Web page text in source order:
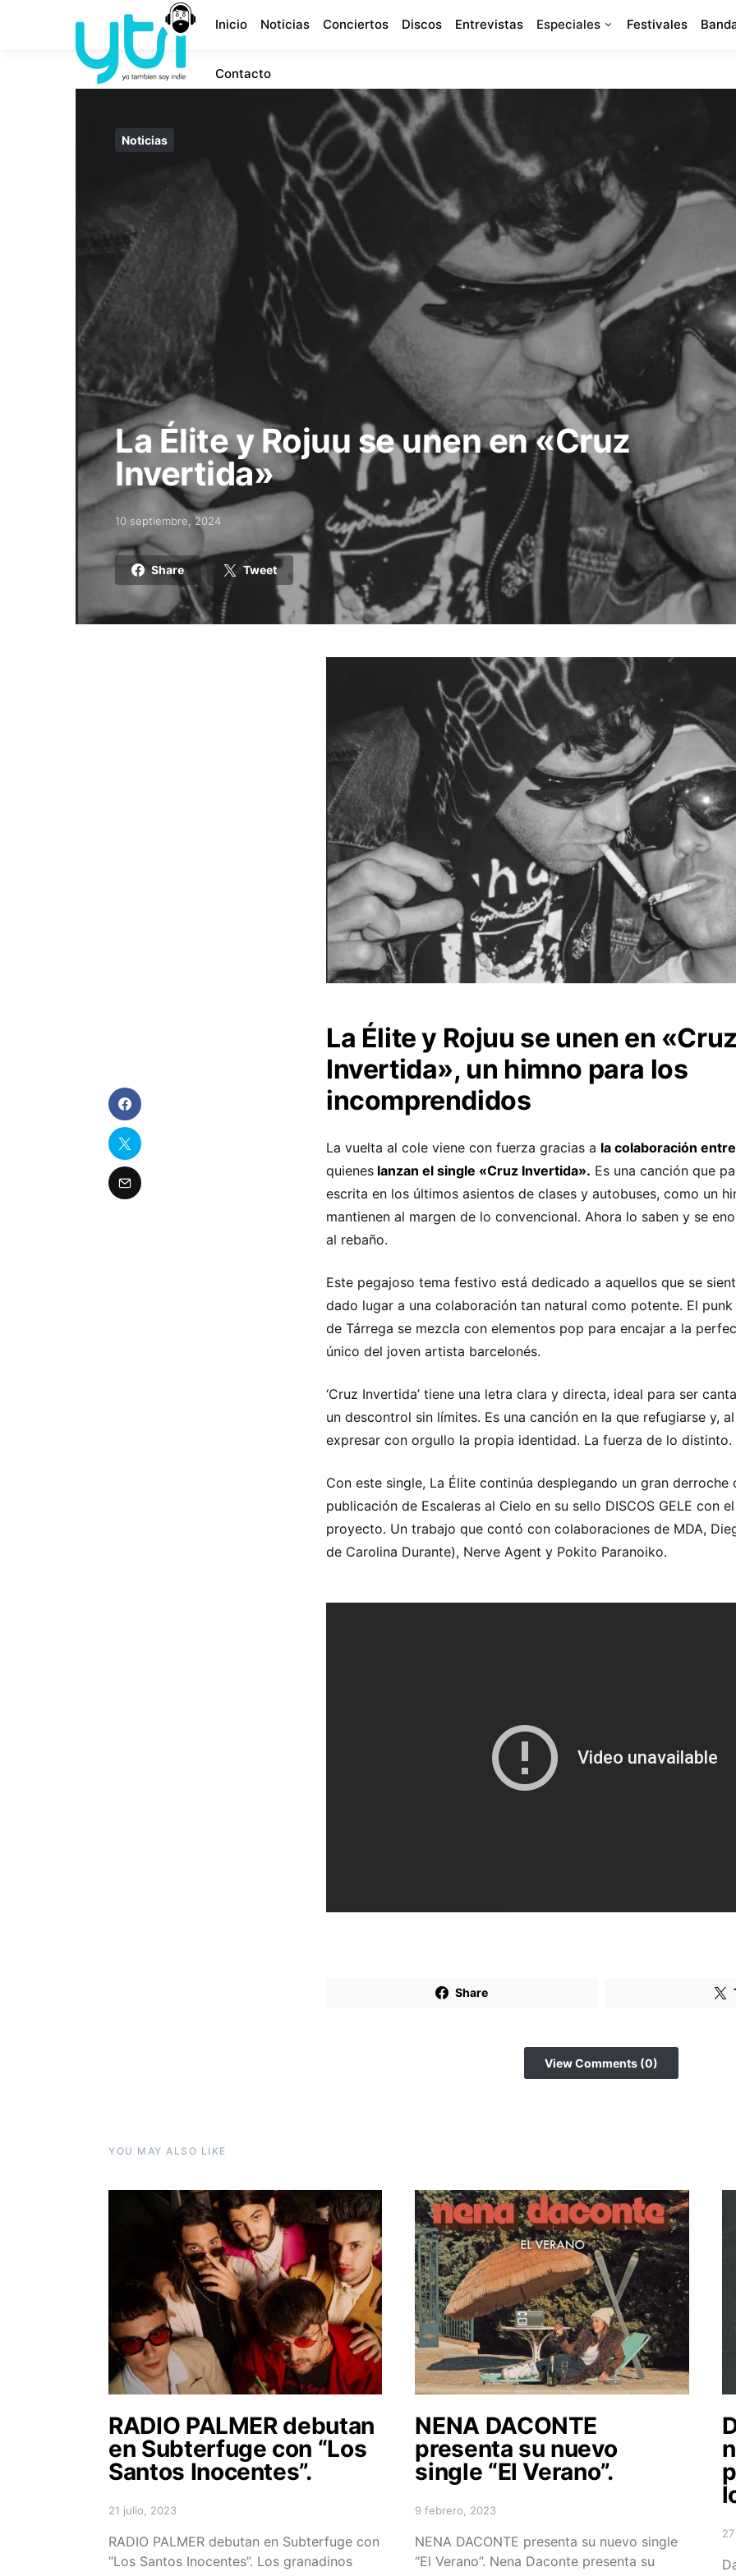
Inicio Noticias Conciertos Discos Entrevistas Especiales Festivales
Contacto
Noticias
La Élite y Rojuu se unen en «Cruz
Invertida»
Posted on
10 septiembre, 2024
Share Tweet
La Élite y Rojuu se unen en
Invertida», un himno para los
incomprendidos
La vuelta al cole viene con fuerza gracias a la colaboración
quienes lanzan el single «Cruz Invertida». Es una canción que
escrita en los últimos asientos de clases y autobuses, como un
mantienen al margen de lo convencional. Ahora lo saben y se
al rebaño.
Este pegajoso tema festivo está dedicado a aquellos que se
dado lugar a una colaboración tan natural como potente. El
de Tárrega se mezcla con elementos pop para encajar a la
único del joven artista barcelonés.
‘Cruz Invertida’ tiene una letra clara y directa, ideal para ser
un descontrol sin límites. Es una canción en la que refugiarse y,
expresar con orgullo la propia identidad. La fuerza de lo distinto.
Con este single, La Élite continúa desplegando un gran derroche
publicación de Escaleras al Cielo en su sello DISCOS GELE con
proyecto. Un trabajo que contó con colaboraciones de MDA,
de Carolina Durante), Nerve Agent y Pokito Paranoiko.
Share
View Comments (0)
YOU MAY ALSO LIKE
RADIO PALMER debutan
en Subterfuge con “Los
Santos Inocentes”.
Posted on
21 julio, 2023
RADIO PALMER debutan en Subterfuge con
“Los Santos Inocentes”. Los granadinos
NENA DACONTE
presenta su nuevo
single “El Verano”.
Posted on
9 febrero, 2023
NENA DACONTE presenta su nuevo single
“El Verano”. Nena Daconte presenta su